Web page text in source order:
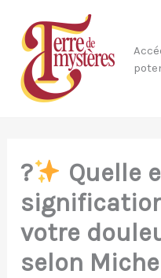
contenu
?
Quelle
votre
selon